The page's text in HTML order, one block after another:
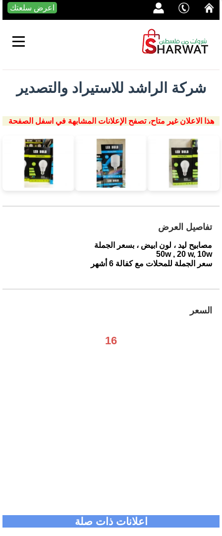
اعرض سلعتك
شركة الراشد للاستيراد والتصدير
هذا الاعلان غير متاح، تصفح الإعلانات المشابهة في اسفل الصفحة
تفاصيل العرض
مصابيح ليد ، لون ابيض ، بسعر الجملة
50w , 20 w, 10w
سعر الجملة للمحلات مع كفالة 6 أشهر
السعر
16
اعلانات ذات صلة